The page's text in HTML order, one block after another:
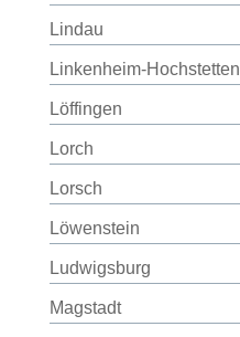
Lindau
Linkenheim-Hochstetten
Löffingen
Lorch
Lorsch
Löwenstein
Ludwigsburg
Magstadt